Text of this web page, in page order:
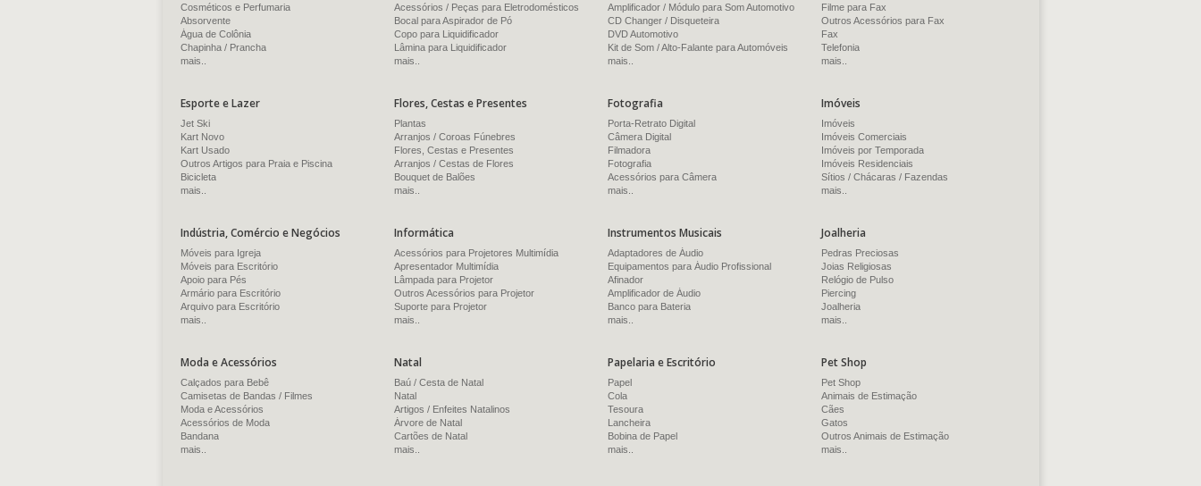
Cosméticos e Perfumaria
Absorvente
Água de Colônia
Chapinha / Prancha
mais..
Acessórios / Peças para Eletrodomésticos
Bocal para Aspirador de Pó
Copo para Liquidificador
Lâmina para Liquidificador
mais..
Amplificador / Módulo para Som Automotivo
CD Changer / Disqueteira
DVD Automotivo
Kit de Som / Alto-Falante para Automóveis
mais..
Filme para Fax
Outros Acessórios para Fax
Fax
Telefonia
mais..
Esporte e Lazer
Jet Ski
Kart Novo
Kart Usado
Outros Artigos para Praia e Piscina
Bicicleta
mais..
Flores, Cestas e Presentes
Plantas
Arranjos / Coroas Fúnebres
Flores, Cestas e Presentes
Arranjos / Cestas de Flores
Bouquet de Balões
mais..
Fotografia
Porta-Retrato Digital
Câmera Digital
Filmadora
Fotografia
Acessórios para Câmera
mais..
Imóveis
Imóveis
Imóveis Comerciais
Imóveis por Temporada
Imóveis Residenciais
Sítios / Chácaras / Fazendas
mais..
Indústria, Comércio e Negócios
Móveis para Igreja
Móveis para Escritório
Apoio para Pés
Armário para Escritório
Arquivo para Escritório
mais..
Informática
Acessórios para Projetores Multimídia
Apresentador Multimídia
Lâmpada para Projetor
Outros Acessórios para Projetor
Suporte para Projetor
mais..
Instrumentos Musicais
Adaptadores de Áudio
Equipamentos para Áudio Profissional
Afinador
Amplificador de Áudio
Banco para Bateria
mais..
Joalheria
Pedras Preciosas
Joias Religiosas
Relógio de Pulso
Piercing
Joalheria
mais..
Moda e Acessórios
Calçados para Bebê
Camisetas de Bandas / Filmes
Moda e Acessórios
Acessórios de Moda
Bandana
mais..
Natal
Baú / Cesta de Natal
Natal
Artigos / Enfeites Natalinos
Árvore de Natal
Cartões de Natal
mais..
Papelaria e Escritório
Papel
Cola
Tesoura
Lancheira
Bobina de Papel
mais..
Pet Shop
Pet Shop
Animais de Estimação
Cães
Gatos
Outros Animais de Estimação
mais..